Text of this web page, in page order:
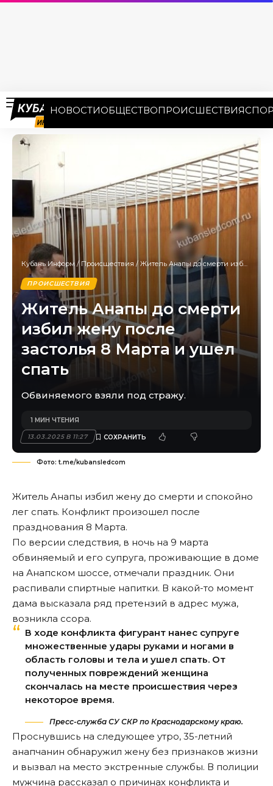
НОВОСТИОБЩЕСТВОПРОИСШЕСТВИЯ
Кубань Информ/ Происшествия / Житель Анапы до смерти избил жену после застолья 8 Марта и ушел спать
ПРОИСШЕСТВИЯ
Житель Анапы до смерти
избил жену после
застолья 8 Марта и ушел
спать
Обвиняемого взяли под стражу.
13.03.2025 В 11:27
1 МИН ЧТЕНИЯ
Фото: t.me/kubansledcom
Житель Анапы избил жену до смерти и спокойно
лег спать. Конфликт произошел после
празднования 8 Марта.
По версии следствия, в ночь на 9 марта
обвиняемый и его супруга, проживающие в доме
на Анапском шоссе, отмечали праздник. Они
распивали спиртные напитки. В какой-то момент
дама высказала ряд претензий в адрес мужа,
возникла ссора.
В ходе конфликта фигурант нанес супруге
множественные удары руками и ногами в
область головы и тела и ушел спать. От
полученных повреждений женщина
скончалась на месте происшествия через
некоторое время.
Пресс-служба СУ СКР по Краснодарскому краю.
Проснувшись на следующее утро, 35-летний
анапчанин обнаружил жену без признаков жизни
и вызвал на место экстренные службы. В полиции
мужчина рассказал о причинах конфликта и